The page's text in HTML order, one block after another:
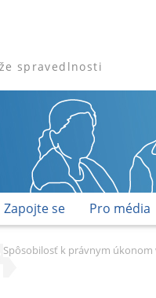
spravedlnosti
Zapojte se Pro média
Spôsobilosť k právnym úkonom